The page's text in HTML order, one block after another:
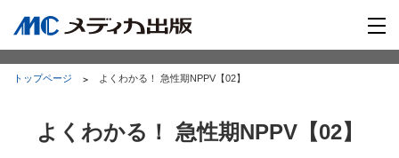
トップページ よくわかる！ 急性期NPPV【02】
よくわかる！ 急性期NPPV【02】